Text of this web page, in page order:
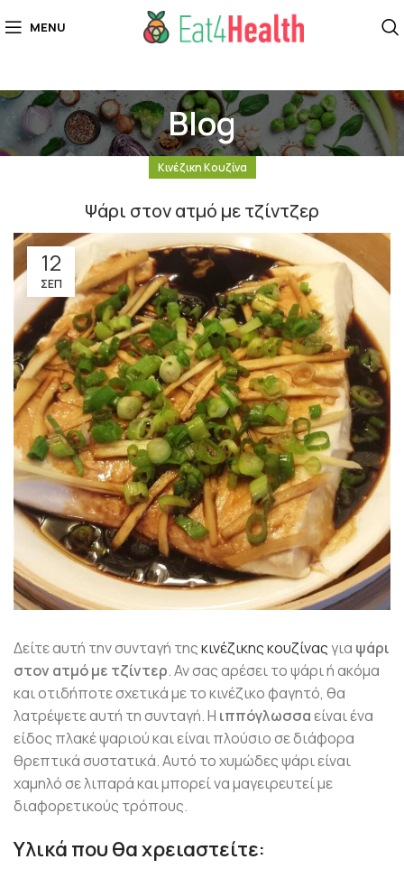
MENU
Blog
Κινέζικη Κουζίνα
Ψάρι στον ατμό με τζίντζερ
12
ΣΕΠ
Δείτε αυτή την συνταγή τηςκινέζικης κουζίναςγια ψάρι
στον ατμό με τζίντερ. Αν σας αρέσει το ψάρι ή ακόμα
και οτιδήποτε σχετικά με το κινέζικο φαγητό, θα
λατρέψετε αυτή τη συνταγή. Η ιππόγλωσσαείναι ένα
είδος πλακέ ψαριού και είναι πλούσιο σε διάφορα
θρεπτικά συστατικά. Αυτό το χυμώδες ψάρι είναι
χαμηλό σε λιπαρά και μπορεί να μαγειρευτεί με
διαφορετικούς τρόπους.
Υλικά που θα χρειαστείτε: